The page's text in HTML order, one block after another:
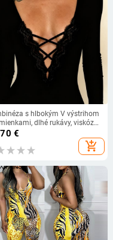
s hlbokým V výstrihom
dlhé rukávy, viskóza
úzky strih, trojštvrťové
€
add_shopping_cart